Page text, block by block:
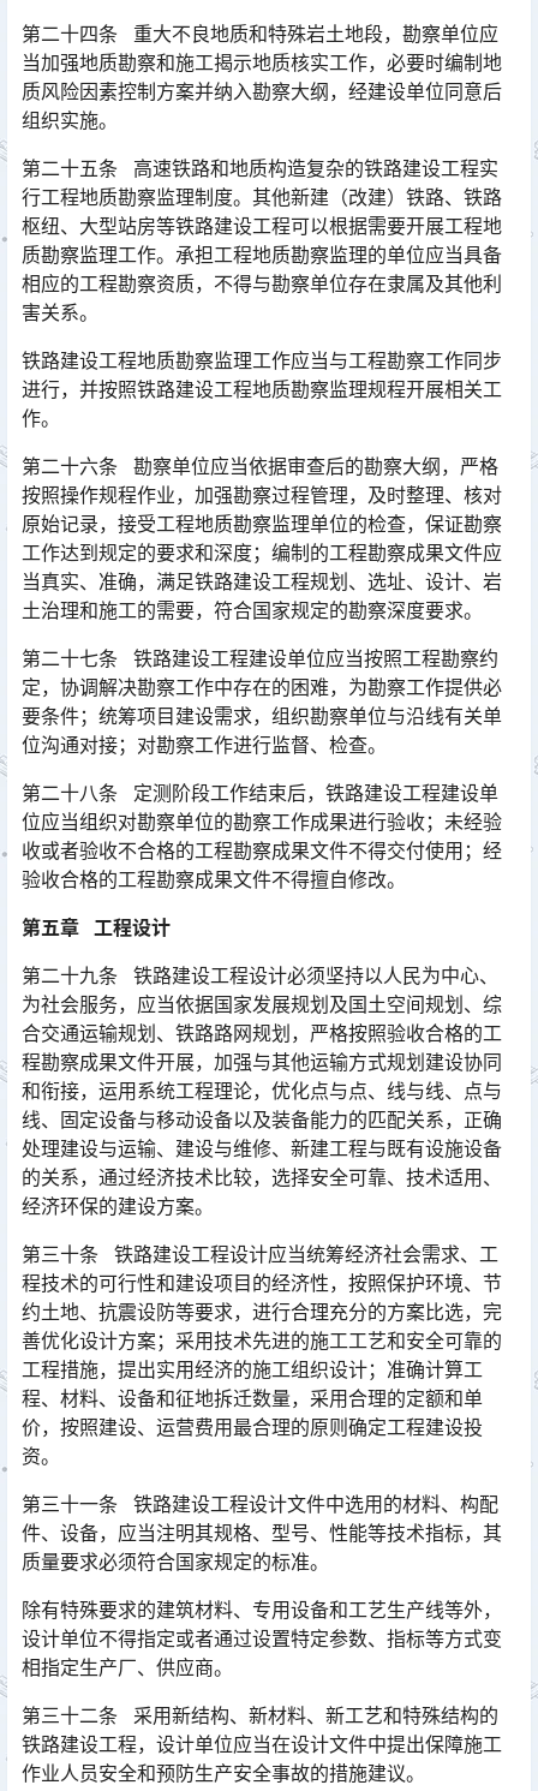
第二十四条 重大不良地质和特殊岩土地段，勘察单位应
当加强地质勘察和施工揭示地质核实工作，必要时编制地
质风险因素控制方案并纳入勘察大纲，经建设单位同意后
组织实施。󠅅󠅃󠄵󠅂󠄪󠇖󠆨󠆨󠇕󠆞󠆒󠅬󠇘󠆭󠆘󠇙󠆝󠅵󠇗󠆭󠆁󠄐󠇗󠅹󠅸󠇖󠆍󠅳󠇖󠅹󠅰󠇖󠆌󠅹
第二十五条 高速铁路和地质构造复杂的铁路建设工程实
行工程地质勘察监理制度。其他新建（改建）铁路、铁路
枢纽、大型站房等铁路建设工程可以根据需要开展工程地
质勘察监理工作。承担工程地质勘察监理的单位应当具备
相应的工程勘察资质，不得与勘察单位存在隶属及其他利
害关系。󠅅󠅃󠄵󠅂󠄪󠇖󠆨󠆨󠇕󠆞󠆒󠅬󠇘󠆭󠆘󠇙󠆝󠅵󠇗󠆭󠆁󠄐󠇗󠅹󠅸󠇖󠆍󠅳󠇖󠅹󠅰󠇖󠆌󠅹
铁路建设工程地质勘察监理工作应当与工程勘察工作同步
进行，并按照铁路建设工程地质勘察监理规程开展相关工
作。
第二十六条 勘察单位应当依据审查后的勘察大纲，严格
按照操作规程作业，加强勘察过程管理，及时整理、核对
原始记录，接受工程地质勘察监理单位的检查，保证勘察
工作达到规定的要求和深度；编制的工程勘察成果文件应
当真实、准确，满足铁路建设工程规划、选址、设计、岩
土治理和施工的需要，符合国家规定的勘察深度要求。󠅅󠅃󠄵󠅂󠄪󠇖󠆨󠆨󠇕󠆞󠆒󠅬󠇘󠆭󠆘󠇙󠆝󠅵󠇗󠆭󠆁󠄐󠇗󠅹󠅸󠇖󠆍󠅳󠇖󠅹󠅰󠇖󠆌󠅹
第二十七条 铁路建设工程建设单位应当按照工程勘察约
定，协调解决勘察工作中存在的困难，为勘察工作提供必
要条件；统筹项目建设需求，组织勘察单位与沿线有关单
位沟通对接；对勘察工作进行监督、检查。󠅅󠅃󠄵󠅂󠄪󠇖󠆨󠆨󠇕󠆞󠆒󠅬󠇘󠆭󠆘󠇙󠆝󠅵󠇗󠆭󠆁󠄐󠇗󠅹󠅸󠇖󠆍󠅳󠇖󠅹󠅰󠇖󠆌󠅹
第二十八条 定测阶段工作结束后，铁路建设工程建设单
位应当组织对勘察单位的勘察工作成果进行验收；未经验
收或者验收不合格的工程勘察成果文件不得交付使用；经
验收合格的工程勘察成果文件不得擅自修改。󠅅󠅃󠄵󠅂󠄪󠇖󠆨󠆨󠇕󠆞󠆒󠅬󠇘󠆭󠆘󠇙󠆝󠅵󠇗󠆭󠆁󠄐󠇗󠅹󠅸󠇖󠆍󠅳󠇖󠅹󠅰󠇖󠆌󠅹
第五章 工程设计
第二十九条 铁路建设工程设计必须坚持以人民为中心、
为社会服务，应当依据国家发展规划及国土空间规划、综
合交通运输规划、铁路路网规划，严格按照验收合格的工
程勘察成果文件开展，加强与其他运输方式规划建设协同
和衔接，运用系统工程理论，优化点与点、线与线、点与
线、固定设备与移动设备以及装备能力的匹配关系，正确
处理建设与运输、建设与维修、新建工程与既有设施设备
的关系，通过经济技术比较，选择安全可靠、技术适用、
经济环保的建设方案。󠅅󠅃󠄵󠅂󠄪󠇖󠆨󠆨󠇕󠆞󠆒󠅬󠇘󠆭󠆘󠇙󠆝󠅵󠇗󠆭󠆁󠄐󠇗󠅹󠅸󠇖󠆍󠅳󠇖󠅹󠅰󠇖󠆌󠅹
第三十条 铁路建设工程设计应当统筹经济社会需求、工
程技术的可行性和建设项目的经济性，按照保护环境、节
约土地、抗震设防等要求，进行合理充分的方案比选，完
善优化设计方案；采用技术先进的施工工艺和安全可靠的
工程措施，提出实用经济的施工组织设计；准确计算工
程、材料、设备和征地拆迁数量，采用合理的定额和单
价，按照建设、运营费用最合理的原则确定工程建设投
资。󠅅󠅃󠄵󠅂󠄪󠇖󠆨󠆨󠇕󠆞󠆒󠅬󠇘󠆭󠆘󠇙󠆝󠅵󠇗󠆭󠆁󠄐󠇗󠅹󠅸󠇖󠆍󠅳󠇖󠅹󠅰󠇖󠆌󠅹
第三十一条 铁路建设工程设计文件中选用的材料、构配
件、设备，应当注明其规格、型号、性能等技术指标，其
质量要求必须符合国家规定的标准。
除有特殊要求的建筑材料、专用设备和工艺生产线等外，
设计单位不得指定或者通过设置特定参数、指标等方式变
相指定生产厂、供应商。
第三十二条 采用新结构、新材料、新工艺和特殊结构的
铁路建设工程，设计单位应当在设计文件中提出保障施工
作业人员安全和预防生产安全事故的措施建议。